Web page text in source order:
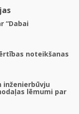
“Dabai
noteikšanas
inženierbūvju
lēmumi par